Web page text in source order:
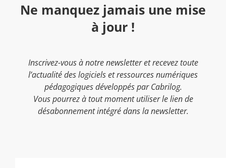
Ne manquez jamais une mise
à jour !
Inscrivez-vous à notre newsletter et recevez toute
l’actualité des logiciels et ressources numériques
pédagogiques développés par Cabrilog.
Vous pourrez à tout moment utiliser le lien de
désabonnement intégré dans la newsletter.